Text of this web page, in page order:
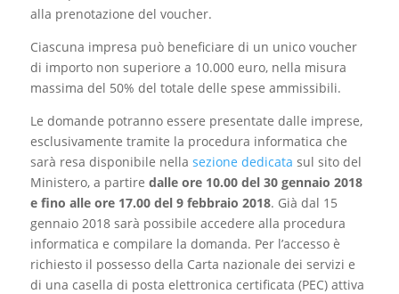
alla prenotazione del voucher.
Ciascuna impresa può beneficiare di un unico voucher
di importo non superiore a 10.000 euro, nella misura
massima del 50% del totale delle spese ammissibili.
Le domande potranno essere presentate dalle imprese,
esclusivamente tramite la procedura informatica che
sarà resa disponibile nella sezione dedicata sul sito del
Ministero, a partire dalle ore 10.00 del 30 gennaio 2018
e fino alle ore 17.00 del 9 febbraio 2018. Già dal 15
gennaio 2018 sarà possibile accedere alla procedura
informatica e compilare la domanda. Per l’accesso è
richiesto il possesso della Carta nazionale dei servizi e
di una casella di posta elettronica certificata (PEC) attiva